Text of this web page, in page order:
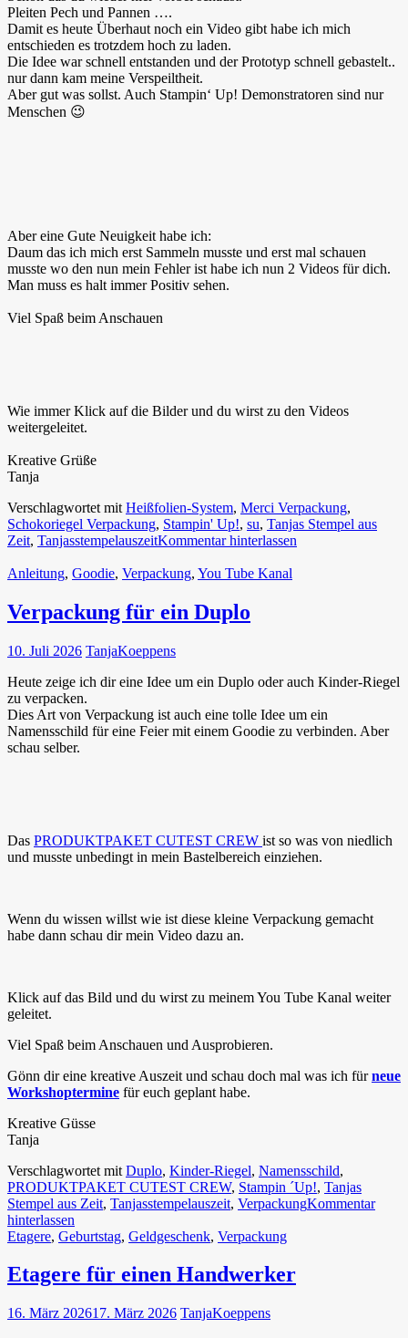
Pleiten Pech und Pannen ….
Damit es heute Überhaut noch ein Video gibt habe ich mich
entschieden es trotzdem hoch zu laden.
Die Idee war schnell entstanden und der Prototyp schnell gebastelt..
nur dann kam meine Verspeiltheit.
Aber gut was sollst. Auch Stampin‘ Up! Demonstratoren sind nur
Menschen 😉
Aber eine Gute Neuigkeit habe ich:
Daum das ich mich erst Sammeln musste und erst mal schauen
musste wo den nun mein Fehler ist habe ich nun 2 Videos für dich.
Man muss es halt immer Positiv sehen.
Viel Spaß beim Anschauen
Wie immer Klick auf die Bilder und du wirst zu den Videos
weitergeleitet.
Kreative Grüße
Tanja
Verschlagwortet mit Heißfolien-System, Merci Verpackung,
Schokoriegel Verpackung, Stampin' Up!, su, Tanjas Stempel aus
Zeit, TanjasstempelauszeitKommentar hinterlassen
Anleitung, Goodie, Verpackung, You Tube Kanal
Verpackung für ein Duplo
10. Juli 2026 TanjaKoeppens
Heute zeige ich dir eine Idee um ein Duplo oder auch Kinder-Riegel
zu verpacken.
Dies Art von Verpackung ist auch eine tolle Idee um ein
Namensschild für eine Feier mit einem Goodie zu verbinden. Aber
schau selber.
Das PRODUKTPAKET CUTEST CREW ist so was von niedlich
und musste unbedingt in mein Bastelbereich einziehen.
Wenn du wissen willst wie ist diese kleine Verpackung gemacht
habe dann schau dir mein Video dazu an.
Klick auf das Bild und du wirst zu meinem You Tube Kanal weiter
geleitet.
Viel Spaß beim Anschauen und Ausprobieren.
Gönn dir eine kreative Auszeit und schau doch mal was ich fürneue
Workshoptermine für euch geplant habe.
Kreative Güsse
Tanja
Verschlagwortet mit Duplo, Kinder-Riegel, Namensschild,
PRODUKTPAKET CUTEST CREW, Stampin ´Up!, Tanjas
Stempel aus Zeit, Tanjasstempelauszeit, VerpackungKommentar
hinterlassen
Etagere, Geburtstag, Geldgeschenk, Verpackung
Etagere für einen Handwerker
16. März 202617. März 2026 TanjaKoeppens